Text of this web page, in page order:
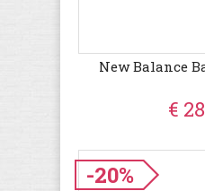
New Balance
€
-20%